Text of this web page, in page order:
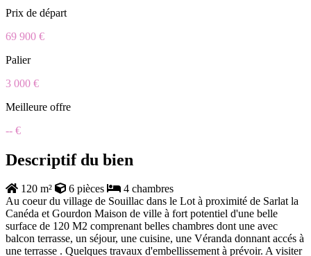
Prix de départ
69 900 €
Palier
3 000 €
Meilleure offre
-- €
Descriptif du bien
120 m² 6 pièces
4 chambres
Au coeur du village de Souillac dans le Lot à proximité de Sarlat la
Canéda et Gourdon Maison de ville à fort potentiel d'une belle
surface de 120 M2 comprenant belles chambres dont une avec
balcon terrasse, un séjour, une cuisine, une Véranda donnant accés à
une terrasse . Quelques travaux d'embellissement à prévoir. A visiter